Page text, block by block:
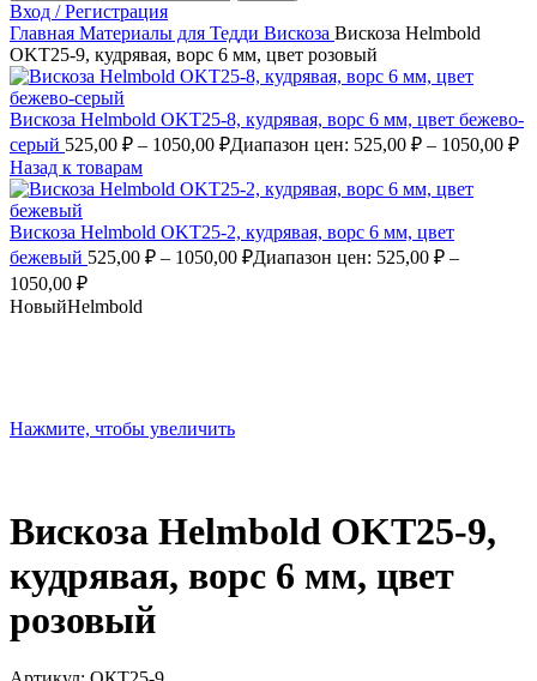
Вход / Регистрация
Главная Материалы для Тедди Вискоза Вискоза Helmbold
OKT25-9, кудрявая, ворс 6 мм, цвет розовый
Вискоза Helmbold OKT25-8, кудрявая, ворс 6 мм, цвет бежево-
серый 525,00 ₽ – 1050,00 ₽Диапазон цен: 525,00 ₽ – 1050,00 ₽
Назад к товарам
Вискоза Helmbold OKT25-2, кудрявая, ворс 6 мм, цвет
бежевый 525,00 ₽ – 1050,00 ₽Диапазон цен: 525,00 ₽ –
1050,00 ₽
НовыйHelmbold
Нажмите, чтобы увеличить
Вискоза Helmbold OKT25-9,
кудрявая, ворс 6 мм, цвет
розовый